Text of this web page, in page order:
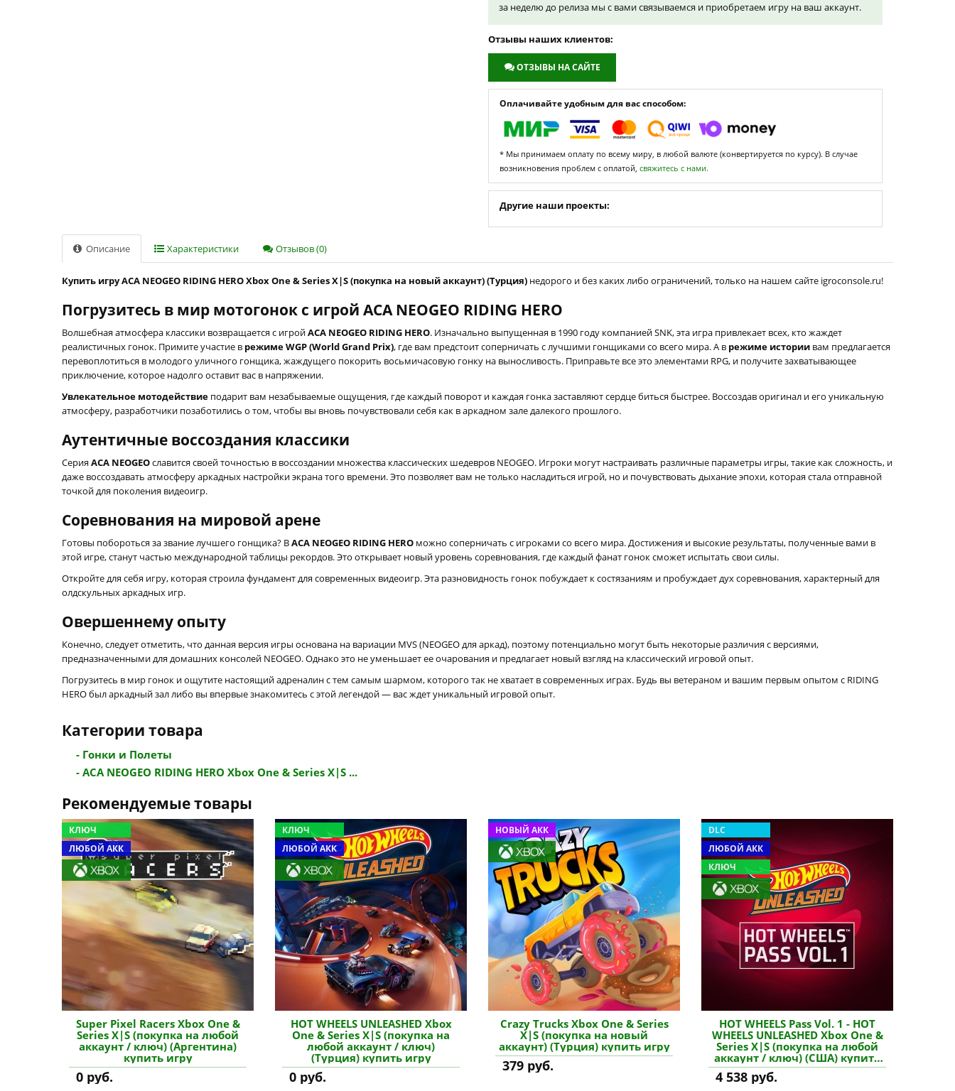
за неделю до релиза мы с вами связываемся и приобретаем игру на ваш аккаунт.
Отзывы наших клиентов:
ОТЗЫВЫ НА САЙТЕ
Оплачивайте удобным для вас способом:
* Мы принимаем оплату по всему миру, в любой валюте (конвертируется по курсу). В случае
возникновения проблем с оплатой, свяжитесь с нами.
Другие наши проекты:
Описание Характеристики Отзывов (0)
Купить игру ACA NEOGEO RIDING HERO Xbox One & Series X|S (покупка на новый аккаунт) (Турция) недорого и без каких либо ограничений, только на нашем сайте igroconsole.ru!
Погрузитесь в мир мотогонок с игрой ACA NEOGEO RIDING HERO
Волшебная атмосфера классики возвращается с игройACA NEOGEO RIDING HERO. Изначально выпущенная в 1990 году компанией SNK, эта игра привлекает всех, кто жаждет
реалистичных гонок. Примите участие в режиме WGP (World Grand Prix), где вам предстоит соперничать с лучшими гонщиками со всего мира. А в режиме истории вам предлагается
перевоплотиться в молодого уличного гонщика, жаждущего покорить восьмичасовую гонку на выносливость. Приправьте все это элементами RPG, и получите захватывающее
приключение, которое надолго оставит вас в напряжении.
Увлекательное мотодействие подарит вам незабываемые ощущения, где каждый поворот и каждая гонка заставляют сердце биться быстрее. Воссоздав оригинал и его уникальную
атмосферу, разработчики позаботились о том, чтобы вы вновь почувствовали себя как в аркадном зале далекого прошлого.
Аутентичные воссоздания классики
Серия ACA NEOGEOславится своей точностью в воссоздании множества классических шедевров NEOGEO. Игроки могут настраивать различные параметры игры, такие как сложность, и
даже воссоздавать атмосферу аркадных настройки экрана того времени. Это позволяет вам не только насладиться игрой, но и почувствовать дыхание эпохи, которая стала отправной
точкой для поколения видеоигр.
Соревнования на мировой арене
Готовы побороться за звание лучшего гонщика? ВACA NEOGEO RIDING HERO можно соперничать с игроками со всего мира. Достижения и высокие результаты, полученные вами в
этой игре, станут частью международной таблицы рекордов. Это открывает новый уровень соревнования, где каждый фанат гонок сможет испытать свои силы.
Откройте для себя игру, которая строила фундамент для современных видеоигр. Эта разновидность гонок побуждает к состязаниям и пробуждает дух соревнования, характерный для
олдскульных аркадных игр.
Овершеннему опыту
Конечно, следует отметить, что данная версия игры основана на вариации MVS (NEOGEO для аркад), поэтому потенциально могут быть некоторые различия с версиями,
предназначенными для домашних консолей NEOGEO. Однако это не уменьшает ее очарования и предлагает новый взгляд на классический игровой опыт.
Погрузитесь в мир гонок и ощутите настоящий адреналин с тем самым шармом, которого так не хватает в современных играх. Будь вы ветераном и вашим первым опытом с RIDING
HERO был аркадный зал либо вы впервые знакомитесь с этой легендой — вас ждет уникальный игровой опыт.
Категории товара
- Гонки и Полеты
- ACA NEOGEO RIDING HERO Xbox One & Series X|S ...
Рекомендуемые товары
КЛЮЧ
ЛЮБОЙ АКК
Super Pixel Racers Xbox One &
Series X|S (покупка на любой
аккаунт / ключ) (Аргентина)
купить игру
0 руб.
КЛЮЧ
ЛЮБОЙ АКК
HOT WHEELS UNLEASHED Xbox
One & Series X|S (покупка на
любой аккаунт / ключ)
(Турция) купить игру
0 руб.
НОВЫЙ АКК
Crazy Trucks Xbox One & Series
X|S (покупка на новый
аккаунт) (Турция) купить игру
379 руб.
DLC
ЛЮБОЙ АКК
КЛЮЧ
HOT WHEELS Pass Vol. 1 - HOT
WHEELS UNLEASHED Xbox One &
Series X|S (покупка на любой
аккаунт / ключ) (США) купить
дополнение
4 538 руб.